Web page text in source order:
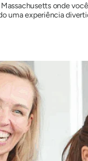
onde
uma experiência